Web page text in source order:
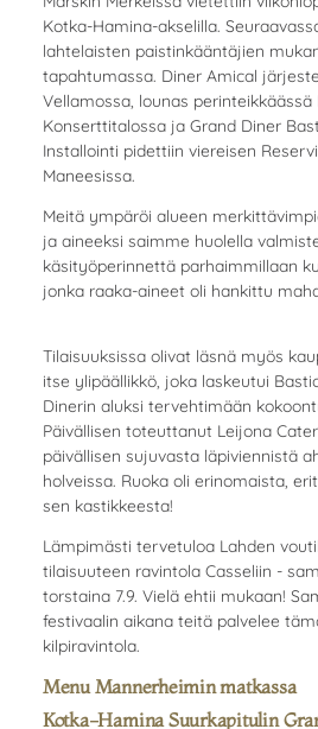
Kotka-Hamina-akselilla.
lahtelaisten paistinkääntäjien
tapahtumassa. Diner Amical
Vellamossa, lounas perinteikkäässä
Konserttitalossa ja Grand Diner
Installointi pidettiin viereisen
Maneesissa.
Meitä ympäröi alueen
ja aineeksi saimme huolella
käsityöperinnettä parhaimmillaan
jonka raaka-aineet oli hankittu
Tilaisuuksissa olivat läsnä myös
itse ylipäällikkö, joka laskeutui
Dinerin aluksi tervehtimään
Päivällisen toteuttanut Leijona
päivällisen sujuvasta läpiviennistä
holveissa. Ruoka oli erinomaista,
sen kastikkeesta!
Lämpimästi tervetuloa Lahden
tilaisuuteen ravintola Casseliin -
torstaina 7.9. Vielä ehtii mukaan!
festivaalin aikana teitä palvelee
kilpiravintola.
Menu Mannerheimin matkassa
Kotka-Hamina Suurkapitulin